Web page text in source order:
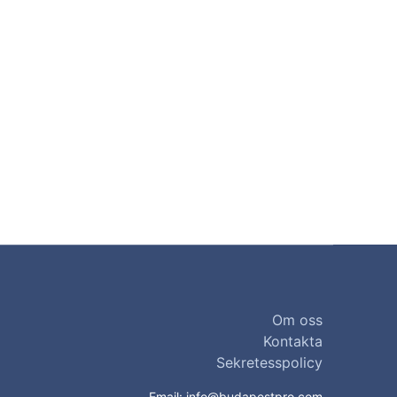
Om oss
Kontakta
Sekretesspolicy